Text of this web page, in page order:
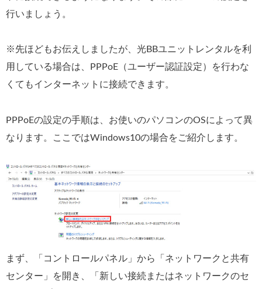
行いましょう。
※先ほどもお伝えしましたが、光BBユニットレンタルを利
用している場合は、PPPoE（ユーザー認証設定）を行わな
くてもインターネットに接続できます。
PPPoEの設定の手順は、お使いのパソコンのOSによって異
なります。ここではWindows10の場合をご紹介します。
まず、「コントロールパネル」から「ネットワークと共有
センター」を開き、「新しい接続またはネットワークのセ